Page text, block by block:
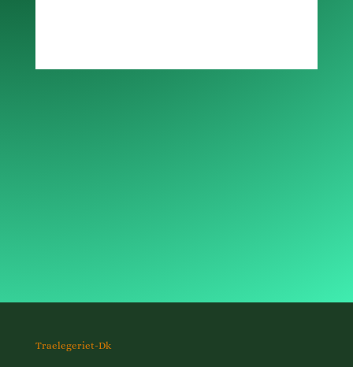
Traelegeriet-Dk